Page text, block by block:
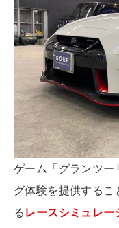
ゲーム「グランツー
グ体験を提供するこ
る レースシミュレー